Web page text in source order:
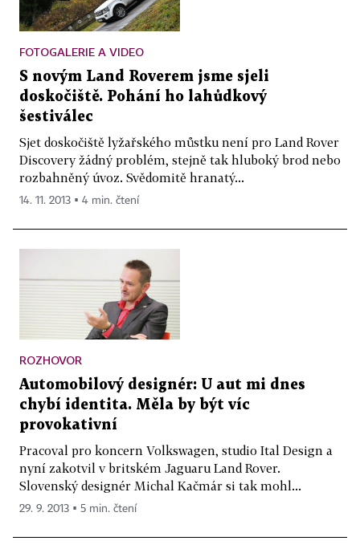
FOTOGALERIE A VIDEO
S novým Land Roverem jsme sjeli
doskočiště. Pohání ho lahůdkový
šestiválec
Sjet doskočiště lyžařského můstku není pro Land Rover
Discovery žádný problém, stejně tak hluboký brod nebo
rozbahněný úvoz. Svědomitě hranatý...
14. 11. 2013 ▪ 4 min. čtení
ROZHOVOR
Automobilový designér: U aut mi dnes
chybí identita. Měla by být víc
provokativní
Pracoval pro koncern Volkswagen, studio Ital Design a
nyní zakotvil v britském Jaguaru Land Rover.
Slovenský designér Michal Kačmár si tak mohl...
29. 9. 2013 ▪ 5 min. čtení